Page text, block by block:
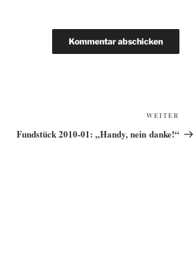
WEITER
Fundstück 2010-01: „Handy, nein danke!“